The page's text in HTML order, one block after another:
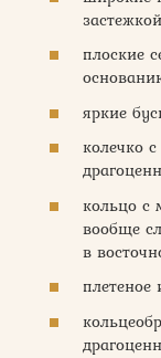
плоские
яркие
колечко
кольцо с
вообще
в
плетеное